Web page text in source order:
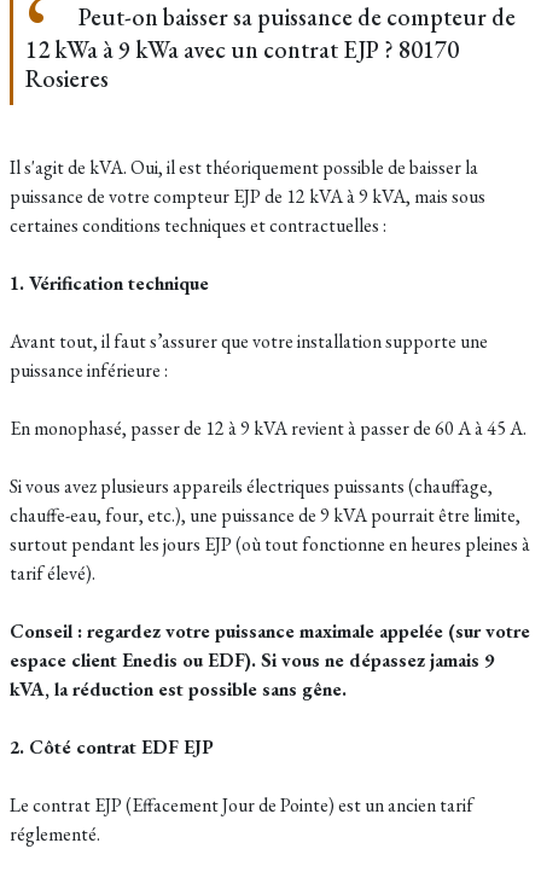
Peut-on baisser sa puissance de compteur de
12 kWa à 9 kWa avec un contrat EJP ? 80170
Rosieres
Il s'agit de kVA. Oui, il est théoriquement possible de baisser la
puissance de votre compteur EJP de 12 kVA à 9 kVA, mais sous
certaines conditions techniques et contractuelles :
1. Vérification technique
Avant tout, il faut s’assurer que votre installation supporte une
puissance inférieure :
En monophasé, passer de 12 à 9 kVA revient à passer de 60 A à 45 A.
Si vous avez plusieurs appareils électriques puissants (chauffage,
chauffe-eau, four, etc.), une puissance de 9 kVA pourrait être limite,
surtout pendant les jours EJP (où tout fonctionne en heures pleines à
tarif élevé).
Conseil : regardez votre puissance maximale appelée (sur votre
espace client Enedis ou EDF). Si vous ne dépassez jamais 9
kVA, la réduction est possible sans gêne.
2. Côté contrat EDF EJP
Le contrat EJP (Effacement Jour de Pointe) est un ancien tarif
réglementé.